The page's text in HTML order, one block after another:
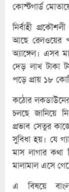
কোস্টগার্ড
নির্বাহী
আছে রেলওয়ের
অ্যাঙ্গেল। এসব
দেড় লাখ টাকা
পড়ে প্রায় ১৮
কঠোর
চলছে জানিয়ে
প্রভাব সেতুর
সুবিধা হয়। যে
মাস লাগার কথা
মালামাল এসে
এ বিষয়ে